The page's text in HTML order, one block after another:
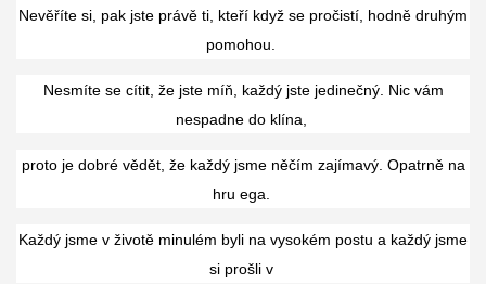
Nevěříte si, pak jste právě ti, kteří když se pročistí, hodně druhým
pomohou.
Nesmíte se cítit, že jste míň, každý jste jedinečný. Nic vám
nespadne do klína,
proto je dobré vědět, že každý jsme něčím zajímavý. Opatrně na
hru ega.
Každý jsme v životě minulém byli na vysokém postu a každý jsme
si prošli v